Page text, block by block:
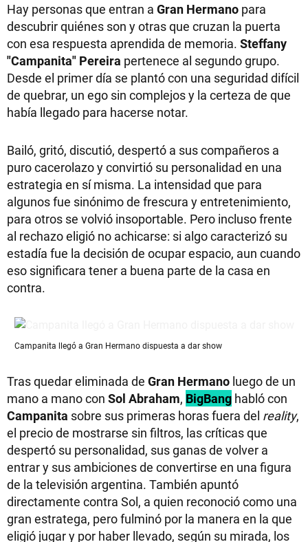
Hay personas que entran a Gran Hermano para
descubrir quiénes son y otras que cruzan la puerta
con esa respuesta aprendida de memoria. Steffany
"Campanita" Pereira pertenece al segundo grupo.
Desde el primer día se plantó con una seguridad difícil
de quebrar, un ego sin complejos y la certeza de que
había llegado para hacerse notar.
Bailó, gritó, discutió, despertó a sus compañeros a
puro cacerolazo y convirtió su personalidad en una
estrategia en sí misma. La intensidad que para
algunos fue sinónimo de frescura y entretenimiento,
para otros se volvió insoportable. Pero incluso frente
al rechazo eligió no achicarse: si algo caracterizó su
estadía fue la decisión de ocupar espacio, aun cuando
eso significara tener a buena parte de la casa en
contra.
Campanita llegó a Gran Hermano dispuesta a dar show
Tras quedar eliminada de Gran Hermano luego de un
mano a mano con Sol Abraham, BigBang habló con
Campanita sobre sus primeras horas fuera del reality,
el precio de mostrarse sin filtros, las críticas que
despertó su personalidad, sus ganas de volver a
entrar y sus ambiciones de convertirse en una figura
de la televisión argentina. También apuntó
directamente contra Sol, a quien reconoció como una
gran estratega, pero fulminó por la manera en la que
eligió jugar y por haber llevado, según su mirada, los